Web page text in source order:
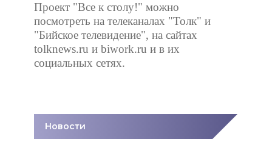
Проект "Все к столу!" можно
посмотреть на телеканалах "Толк" и
"Бийское телевидение", на сайтах
tolknews.ru и biwork.ru и в их
социальных сетях.
Новости